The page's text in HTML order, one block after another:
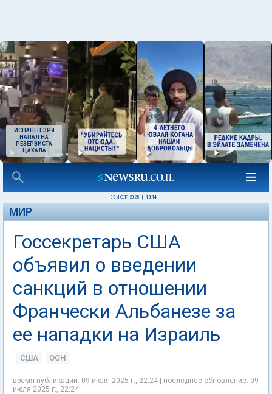
ИСПАНЕЦ ЗРЯ
НАПАЛ НА
РЕЗЕРВИСТА
ЦАХАЛА
09 ИЮЛЯ 2025 13:14
МИР
Госсекретарь США
объявил о введении
санкций в отношении
Франчески Альбанезе за
ее нападки на Израиль
США ООН
время публикации: 09 июля 2025 г., 22:24 | последнее обновление: 09
июля 2025 г., 22:24